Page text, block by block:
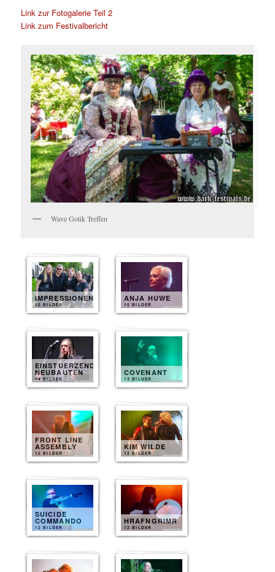
Link zur Fotogalerie Teil 2
Link zum Festivalbericht
Wave Gotik Treffen
IMPRESSIONEN
50 BILDER
ANJA HUWE
15 BILDER
EINSTUERZENDE
NEUBAUTEN
14 BILDER
COVENANT
13 BILDER
FRONT LINE
ASSEMBLY
12 BILDER
KIM WILDE
12 BILDER
SUICIDE
COMMANDO
12 BILDER
HRAFNGRIMR
12 BILDER